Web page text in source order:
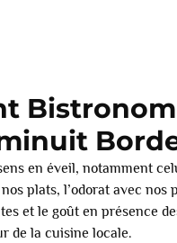
en éveil, notamment
plats, l’odorat avec nos
et le goût en présence
de la cuisine locale.